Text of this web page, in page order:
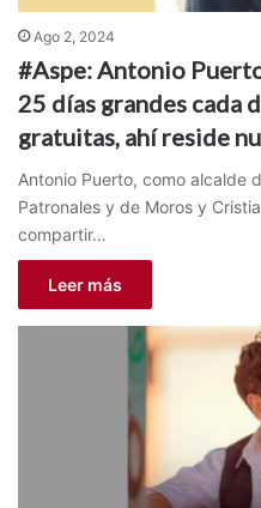
Ago 2, 2024
#Aspe: Antonio
25 días grandes cada
gratuitas, ahí reside
Antonio Puerto, como alcalde
Patronales y de Moros y
compartir…
Leer más